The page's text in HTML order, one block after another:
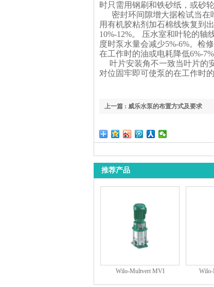
时只需用钢刷和铁砂纸，或砂
密封环间隙增大据检试当在
用有机胶粘剂加石棉线恢复到
10%-12%。 压水室和叶轮的
度时泵水量会减少5%-6%。检
在工作时的油或电耗降低6%-7%
叶片安装角不一致当叶片的
对位固牢即可使泵的在工作时
上一篇 : 威乐水泵的布置方式及要求
推荐产品
Wilo-Multvert MVI